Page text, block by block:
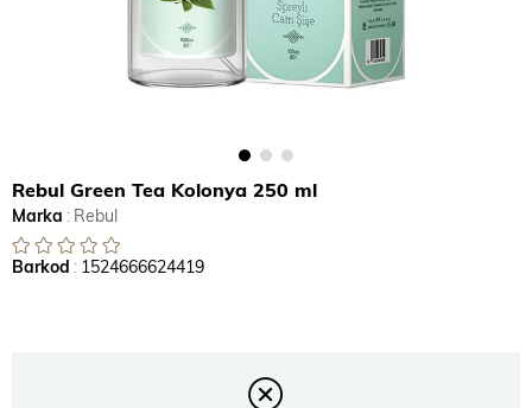
Rebul Green Tea Kolonya 250 ml
Marka : Rebul
Barkod : 1524666624419